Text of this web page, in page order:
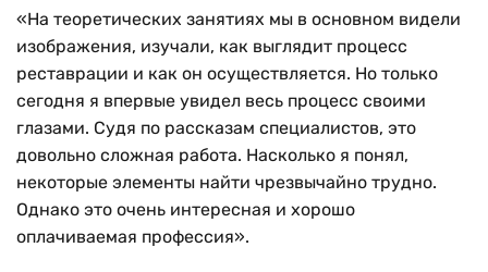
«На теоретических занятиях мы в основном видели
изображения, изучали, как выглядит процесс
реставрации и как он осуществляется. Но только
сегодня я впервые увидел весь процесс своими
глазами. Судя по рассказам специалистов, это
довольно сложная работа. Насколько я понял,
некоторые элементы найти чрезвычайно трудно.
Однако это очень интересная и хорошо
оплачиваемая профессия».